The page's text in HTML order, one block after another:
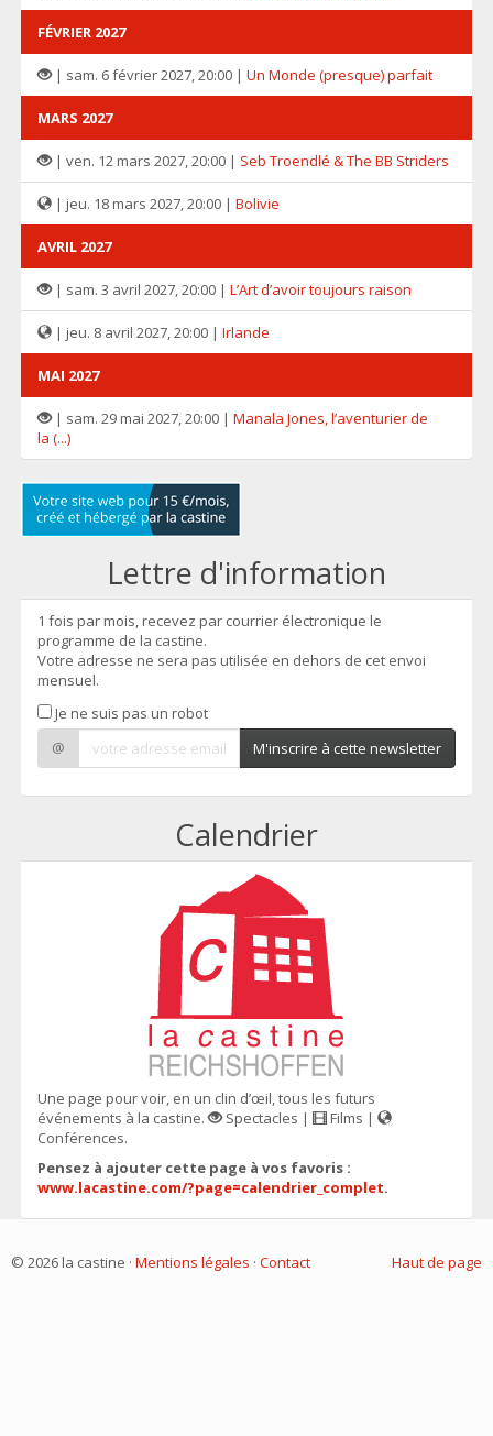
FÉVRIER 2027
| sam. 6 février 2027, 20:00 | Un Monde (presque) parfait
MARS 2027
| ven. 12 mars 2027, 20:00 | Seb Troendlé & The BB Striders
| jeu. 18 mars 2027, 20:00 | Bolivie
AVRIL 2027
| sam. 3 avril 2027, 20:00 | L’Art d’avoir toujours raison
| jeu. 8 avril 2027, 20:00 | Irlande
MAI 2027
| sam. 29 mai 2027, 20:00 | Manala Jones, l’aventurier de
la (...)
Lettre d'information
1 fois par mois, recevez par courrier électronique le
programme de la castine.
Votre adresse ne sera pas utilisée en dehors de cet envoi
mensuel.
Je ne suis pas un robot
@
M'inscrire à cette newsletter
Calendrier
Une page pour voir, en un clin d’œil, tous les futurs
événements à la castine.
Spectacles |
Films |
Conférences.
Pensez à ajouter cette page à vos favoris :
www.lacastine.com/?page=calendrier_complet.
Haut de page
© 2026 la castine · Mentions légales · Contact